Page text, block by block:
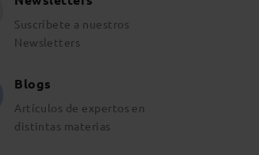
Suscríbete a nuestros
Newsletters
Blogs
Artículos de expertos en
distintas materias